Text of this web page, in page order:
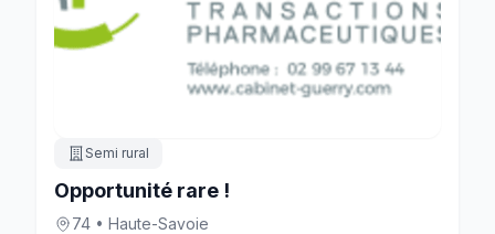
Semi rural
Opportunité rare !
74 • Haute-Savoie